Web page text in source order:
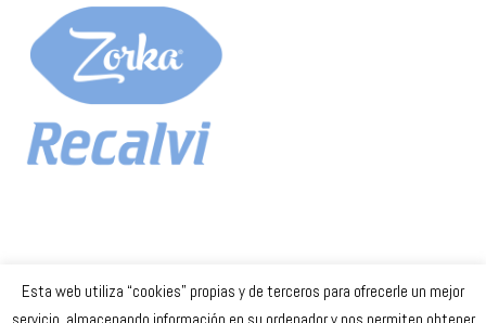
Celta Baloncesto Femenino. 2023
Esta web utiliza “cookies” propias y de terceros para ofrecerle un mejor
servicio, almacenando información en su ordenador y nos permiten obtener